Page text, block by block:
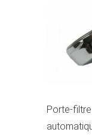
Porte-